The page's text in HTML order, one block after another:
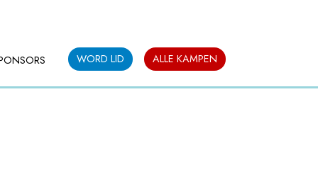
WORD LID ALLE KAMPEN